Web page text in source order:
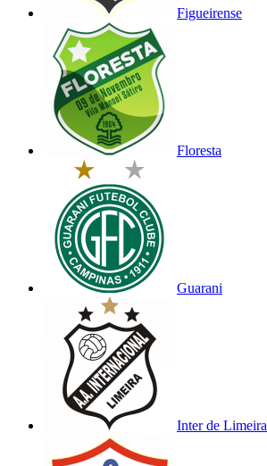
Figueirense
Floresta
Guarani
Inter de Limeira